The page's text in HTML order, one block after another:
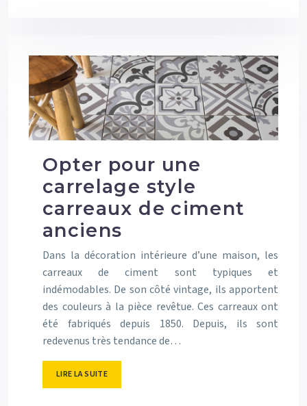
Opter pour une
carrelage style
carreaux de ciment
anciens
Dans la décoration intérieure d’une maison, les
carreaux de ciment sont typiques et
indémodables. De son côté vintage, ils apportent
des couleurs à la pièce revêtue. Ces carreaux ont
été fabriqués depuis 1850. Depuis, ils sont
redevenus très tendance de…
LIRE LA SUITE